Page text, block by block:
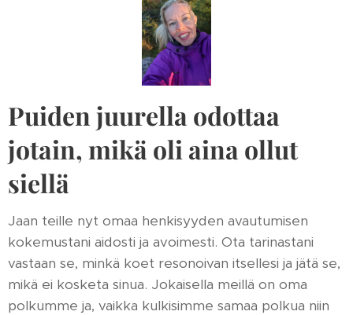
Puiden juurella odottaa
jotain, mikä oli aina ollut
siellä
Jaan teille nyt omaa henkisyyden avautumisen
kokemustani aidosti ja avoimesti. Ota tarinastani
vastaan se, minkä koet resonoivan itsellesi ja jätä se,
mikä ei kosketa sinua. Jokaisella meillä on oma
polkumme ja, vaikka kulkisimme samaa polkua niin